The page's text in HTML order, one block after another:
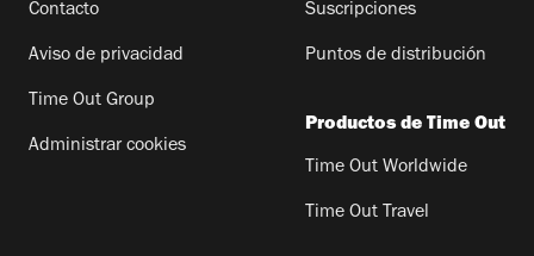
Contacto
Aviso de privacidad
Time Out Group
Administrar cookies
Suscripciones
Puntos de distribución
Productos de Time Out
Time Out Worldwide
Time Out Travel